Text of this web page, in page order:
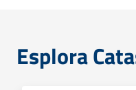
Esplora